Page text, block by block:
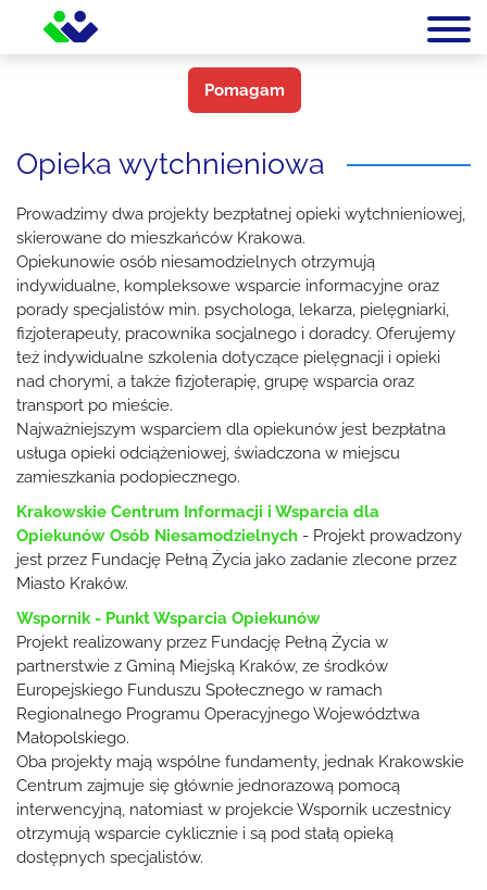
Pomagam
Opieka wytchnieniowa
Prowadzimy dwa projekty bezpłatnej opieki wytchnieniowej,
skierowane do mieszkańców Krakowa.
Opiekunowie osób niesamodzielnych otrzymują
indywidualne, kompleksowe wsparcie informacyjne oraz
porady specjalistów min. psychologa, lekarza, pielęgniarki,
fizjoterapeuty, pracownika socjalnego i doradcy. Oferujemy
też indywidualne szkolenia dotyczące pielęgnacji i opieki
nad chorymi, a także fizjoterapię, grupę wsparcia oraz
transport po mieście.
Najważniejszym wsparciem dla opiekunów jest bezpłatna
usługa opieki odciążeniowej, świadczona w miejscu
zamieszkania podopiecznego.
Krakowskie Centrum Informacji i Wsparcia dla
Opiekunów Osób Niesamodzielnych - Projekt prowadzony
jest przez Fundację Pełną Życia jako zadanie zlecone przez
Miasto Kraków.
Wspornik - Punkt Wsparcia Opiekunów
Projekt realizowany przez Fundację Pełną Życia w
partnerstwie z Gminą Miejską Kraków, ze środków
Europejskiego Funduszu Społecznego w ramach
Regionalnego Programu Operacyjnego Województwa
Małopolskiego.
Oba projekty mają wspólne fundamenty, jednak Krakowskie
Centrum zajmuje się głównie jednorazową pomocą
interwencyjną, natomiast w projekcie Wspornik uczestnicy
otrzymują wsparcie cyklicznie i są pod stałą opieką
dostępnych specjalistów.